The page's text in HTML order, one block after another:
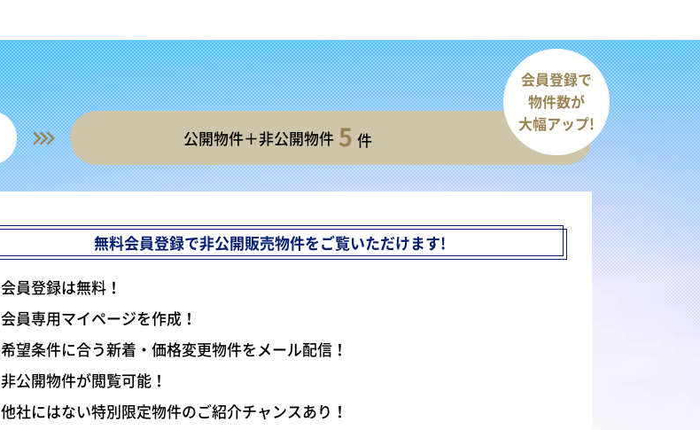
公開物件＋非公開物件 5 件
会員登録で
物件数が
大幅アップ!
無料会員登録で非公開販売物件をご覧いただけます!
会員登録は無料！
会員専用マイページを作成！
希望条件に合う新着・価格変更物件をメール配信！
非公開物件が閲覧可能！
他社にはない特別限定物件のご紹介チャンスあり！